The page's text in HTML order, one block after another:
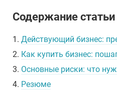
Содержание статьи
1. Действующий бизнес:
2. Как купить бизнес:
3. Основные риски: что
4. Резюме